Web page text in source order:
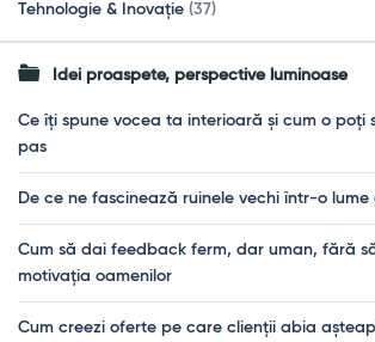
Tehnologie & Inovație (37)
Idei proaspete, perspective luminoase
Ce îți spune vocea ta interioară și cum o poți
pas
De ce ne fascinează ruinele vechi într-o
Cum să dai feedback ferm, dar uman, fără
motivația oamenilor
Cum creezi oferte pe care clienții abia